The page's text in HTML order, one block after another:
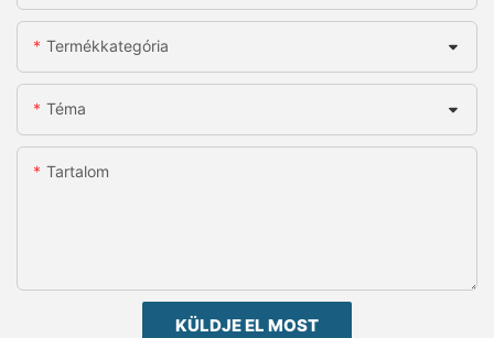
Termékkategória
Téma
Tartalom
KÜLDJE EL MOST